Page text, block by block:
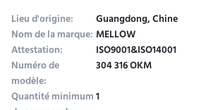
Lieu d'origine:
Guangdong, Chine
Nom de la marque:MELLOW
Attestation: ISO9001&ISO14001
Numéro de
modèle:
304 316 OKM
Quantité minimum1